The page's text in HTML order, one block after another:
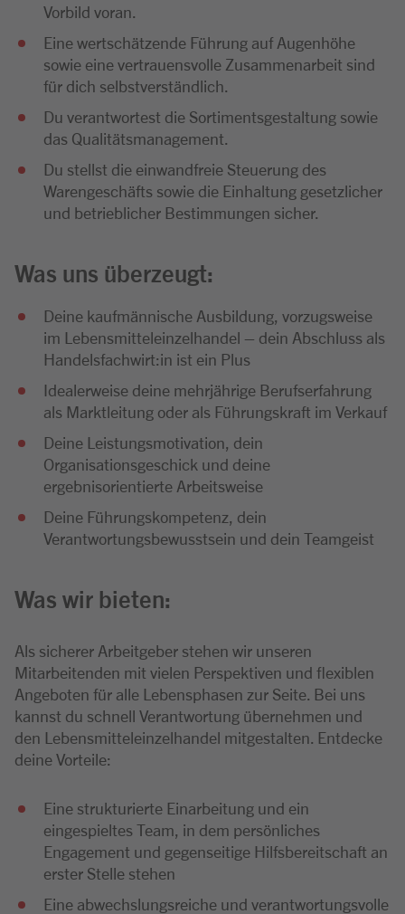
Vorbild voran.
Eine wertschätzende Führung auf Augenhöhe
sowie eine vertrauensvolle Zusammenarbeit sind
für dich selbstverständlich.
Du verantwortest die Sortimentsgestaltung sowie
das Qualitätsmanagement.
Du stellst die einwandfreie Steuerung des
Warengeschäfts sowie die Einhaltung gesetzlicher
und betrieblicher Bestimmungen sicher.
Was uns überzeugt:
Deine kaufmännische Ausbildung, vorzugsweise
im Lebensmitteleinzelhandel – dein Abschluss als
Handelsfachwirt:in ist ein Plus
Idealerweise deine mehrjährige Berufserfahrung
als Marktleitung oder als Führungskraft im Verkauf
Deine Leistungsmotivation, dein
Organisationsgeschick und deine
ergebnisorientierte Arbeitsweise
Deine Führungskompetenz, dein
Verantwortungsbewusstsein und dein Teamgeist
Was wir bieten:
Als sicherer Arbeitgeber stehen wir unseren
Mitarbeitenden mit vielen Perspektiven und flexiblen
Angeboten für alle Lebensphasen zur Seite. Bei uns
kannst du schnell Verantwortung übernehmen und
den Lebensmitteleinzelhandel mitgestalten. Entdecke
deine Vorteile:
Eine strukturierte Einarbeitung und ein
eingespieltes Team, in dem persönliches
Engagement und gegenseitige Hilfsbereitschaft an
erster Stelle stehen
Eine abwechslungsreiche und verantwortungsvolle